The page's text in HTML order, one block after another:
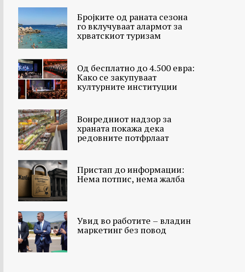
Бројките од раната сезона
го вклучуваат алармот за
хрватскиот туризам
Од бесплатно до 4.500 евра:
Како се закупуваат
културните институции
Вонредниот надзор за
храната покажа дека
редовните потфрлаат
Пристап до информации:
Нема потпис, нема жалба
Увид во работите – владин
маркетинг без повод